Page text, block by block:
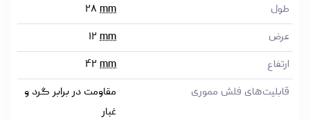
طول
۲۸ mm
عرض
۱۲ mm
ارتفاع
۴۲ mm
قابلیت‌های فلش مموری
مقاومت در برابر گرد و
غبار